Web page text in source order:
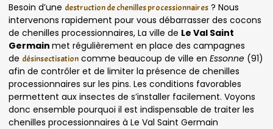
Besoin d’une destruction de chenilles processionnaires ? Nous
intervenons rapidement pour vous débarrasser des cocons
de chenilles processionnaires, La ville de Le Val Saint
Germain met régulièrement en place des campagnes
de désinsectisation comme beaucoup de ville en Essonne (91)
afin de contrôler et de limiter la présence de chenilles
processionnaires sur les pins. Les conditions favorables
permettent aux insectes de s’installer facilement. Voyons
donc ensemble pourquoi il est indispensable de traiter les
chenilles processionnaires à Le Val Saint Germain